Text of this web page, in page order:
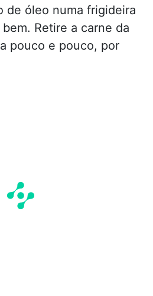
de óleo numa frigideira
Retire a carne da
pouco e pouco, por